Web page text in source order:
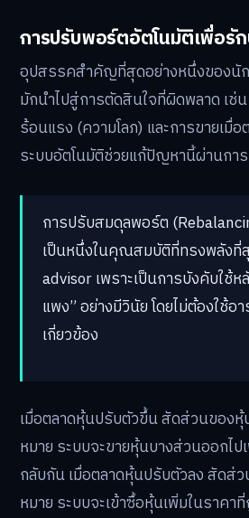
การปรับพอร์ตอัตโนมัติเพื่อรั
อุปสรรคสำคัญที่สุดอย่างหนึ่งของนั
มักนำไปสู่การตัดสินใจที่ผิดพลาด เช่
ร้อนแรง (ความโลภ) และการขายเมื่
ระบบอัตโนมัติช่วยแก้ปัญหานี้ผ่านกา
การปรับสมดุลพอร์ต
เป็นหนึ่งในคุณสมบัติที่ทรงพลังที่
advisor เพราะเป็นการบังคับใช้
แพง” อย่างมีวินัย โดยไม่ต้องใช้อ
เกี่ยวข้อง
เมื่อตลาดหุ้นปรับตัวขึ้น สัดส่วนของหุ้
หมาย ระบบจะขายหุ้นบางส่วนออกไป
กลับกัน เมื่อตลาดหุ้นปรับตัวลง สัดส่ว
หมาย ระบบจะเข้าซื้อหุ้นเพิ่มในราคา